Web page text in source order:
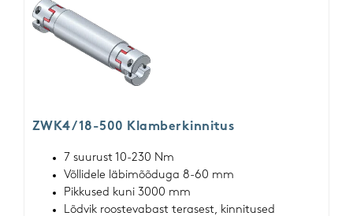
ZWK4/ 18-500 Klamberkinnitus
7 suurust 10-230 Nm
Võllidele läbimõõduga 8-60 mm
Pikkused kuni 3000 mm
Lõdvik roostevabast terasest, kinnitused